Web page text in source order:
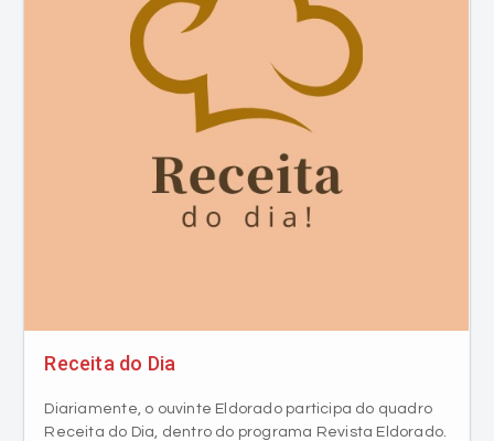
Receita do Dia
Diariamente, o ouvinte Eldorado participa do quadro
Receita do Dia, dentro do programa Revista Eldorado.